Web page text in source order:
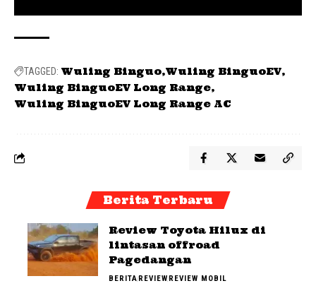
TAGGED: Wuling Binguo Wuling BinguoEV
Wuling BinguoEV Long Range
Wuling BinguoEV Long Range AC
Berita Terbaru
Review Toyota Hilux di
lintasan offroad
Pagedangan
BERITAREVIEWREVIEW MOBIL